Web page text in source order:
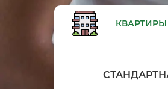
КВАРТИРЫ